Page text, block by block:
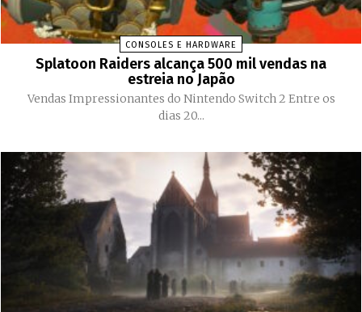
CONSOLES E HARDWARE
Splatoon Raiders alcança 500 mil vendas na
estreia no Japão
Vendas Impressionantes do Nintendo Switch 2 Entre os
dias 20...